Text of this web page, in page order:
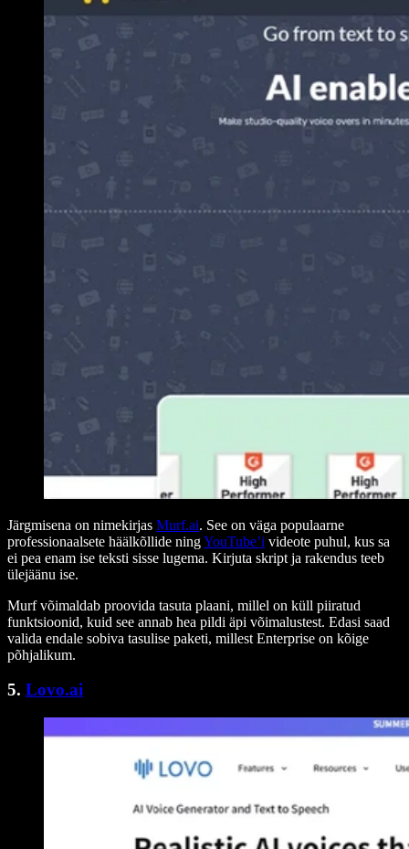
Järgmisena on nimekirjas Murf.ai. See on väga populaarne
professionaalsete häälkõllide ningYouTube’i videote puhul, kus sa
ei pea enam ise teksti sisse lugema. Kirjuta skript ja rakendus teeb
ülejäänu ise.
Murf võimaldab proovida tasuta plaani, millel on küll piiratud
funktsioonid, kuid see annab hea pildi äpi võimalustest. Edasi saad
valida endale sobiva tasulise paketi, millest Enterprise on kõige
põhjalikum.
5. Lovo.ai